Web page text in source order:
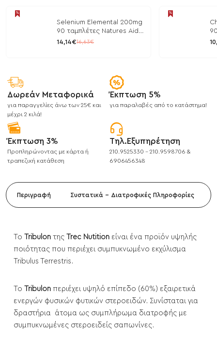
Selenium Elemental 200mg
90 ταμπλέτες Natures Aid
/ Μέταλλα
14,14€16,63€
/
Δωρεάν Μεταφορικά
για παραγγελίες άνω των 25€ και
μέχρι 2 κιλά!
Έκπτωση 5%
για παραλαβές από το κατάστημα!
Έκπτωση 3%
Προπληρώνοντας με κάρτα ή
τραπεζική κατάθεση
Τηλ.Εξυπηρέτηση
210.9525330 - 210.9598706 &
6906456348
Περιγραφή Συστατικά - Διατροφικές Πληροφορίες
Το Tribulon της Trec Nutition είναι ένα προϊόν υψηλής
ποιότητας που περιέχει συμπυκνωμένο εκχύλισμα
Tribulus Terrestris.
Το Tribulon περιέχει υψηλό επίπεδο (60%) εξαιρετικά
ενεργών φυσικών φυτικών στεροειδών. Συνίσταται για
δραστήρια άτομα ως συμπλήρωμα διατροφής με
συμπυκνωμένες στεροειδείς σαπωνίνες.